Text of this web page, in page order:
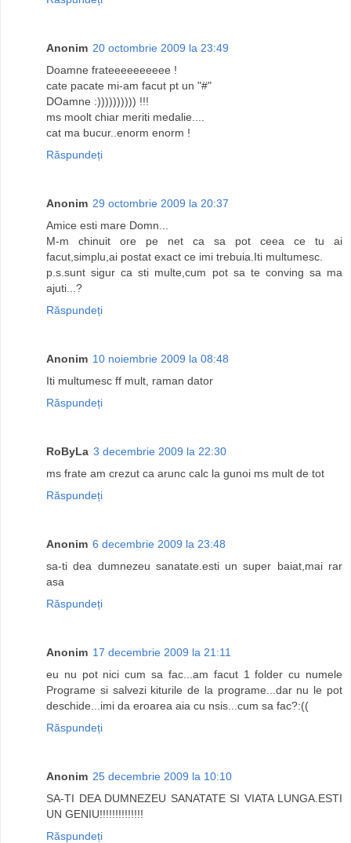
Anonim 20 octombrie 2009 la 23:49
Doamne frateeeeeeeeee !
cate pacate mi-am facut pt un "#"
DOamne :)))))))))) !!!
ms moolt chiar meriti medalie....
cat ma bucur..enorm enorm !
Răspundeți
Anonim 29 octombrie 2009 la 20:37
Amice esti mare Domn...
M-m chinuit ore pe net ca sa pot ceea ce tu ai
facut,simplu,ai postat exact ce imi trebuia.Iti multumesc.
p.s.sunt sigur ca sti multe,cum pot sa te conving sa ma
ajuti...?
Răspundeți
Anonim 10 noiembrie 2009 la 08:48
Iti multumesc ff mult, raman dator
Răspundeți
RoByLa 3 decembrie 2009 la 22:30
ms frate am crezut ca arunc calc la gunoi ms mult de tot
Răspundeți
Anonim 6 decembrie 2009 la 23:48
sa-ti dea dumnezeu sanatate.esti un super baiat,mai rar
asa
Răspundeți
Anonim 17 decembrie 2009 la 21:11
eu nu pot nici cum sa fac...am facut 1 folder cu numele
Programe si salvezi kiturile de la programe...dar nu le pot
deschide...imi da eroarea aia cu nsis...cum sa fac?:((
Răspundeți
Anonim 25 decembrie 2009 la 10:10
SA-TI DEA DUMNEZEU SANATATE SI VIATA LUNGA.ESTI
UN GENIU!!!!!!!!!!!!!!
Răspundeți